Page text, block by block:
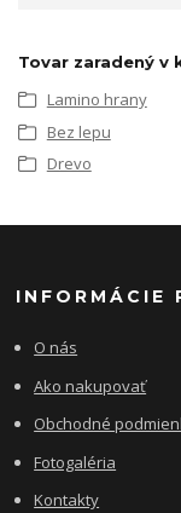
Tovar zaradený v
Lamino hrany
Bez lepu
Drevo
INFORMÁCIE
O nás
Ako nakupovať
Obchodné
Fotogaléria
Kontakty